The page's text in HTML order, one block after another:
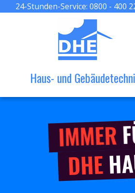
24-Stunden-Service: 0800 - 400
Haus- und
IMMER
DHE